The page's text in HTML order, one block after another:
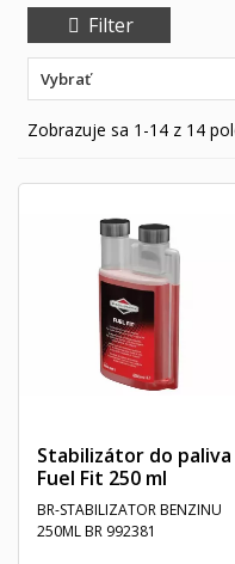
Filter
Vybrať
Zobrazuje sa 1-14 z 14
Stabilizátor do paliva
Fuel Fit 250 ml
BR-STABILIZATOR BENZINU
250ML BR 992381